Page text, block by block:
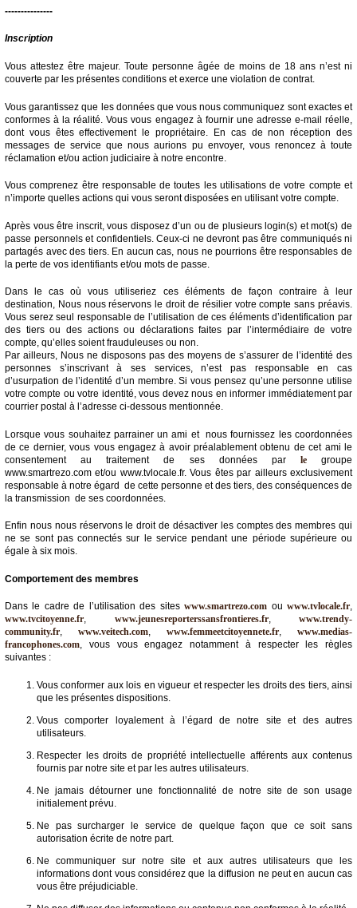
---------------
Inscription
Vous attestez être majeur. Toute personne âgée de moins de 18 ans n’est ni
couverte par les présentes conditions et exerce une violation de contrat.
Vous garantissez que les données que vous nous communiquez sont exactes et
conformes à la réalité. Vous vous engagez à fournir une adresse e-mail réelle,
dont vous êtes effectivement le propriétaire. En cas de non réception des
messages de service que nous aurions pu envoyer, vous renoncez à toute
réclamation et/ou action judiciaire à notre encontre.
Vous comprenez être responsable de toutes les utilisations de votre compte et
n’importe quelles actions qui vous seront disposées en utilisant votre compte.
Après vous être inscrit, vous disposez d’un ou de plusieurs login(s) et mot(s) de
passe personnels et confidentiels. Ceux-ci ne devront pas être communiqués ni
partagés avec des tiers. En aucun cas, nous ne pourrions être responsables de
la perte de vos identifiants et/ou mots de passe.
Dans le cas où vous utiliseriez ces éléments de façon contraire à leur
destination, Nous nous réservons le droit de résilier votre compte sans préavis.
Vous serez seul responsable de l’utilisation de ces éléments d’identification par
des tiers ou des actions ou déclarations faites par l’intermédiaire de votre
compte, qu’elles soient frauduleuses ou non.
Par ailleurs, Nous ne disposons pas des moyens de s’assurer de l’identité des
personnes s’inscrivant à ses services, n’est pas responsable en cas
d’usurpation de l’identité d’un membre. Si vous pensez qu’une personne utilise
votre compte ou votre identité, vous devez nous en informer immédiatement par
courrier postal à l’adresse ci-dessous mentionnée.
Lorsque vous souhaitez parrainer un ami et nous fournissez les coordonnées
de ce dernier, vous vous engagez à avoir préalablement obtenu de cet ami le
consentement au traitement de ses données par legroupe
www.smartrezo.com et/ou www.tvlocale.fr. Vous êtes par ailleurs exclusivement
responsable à notre égard de cette personne et des tiers, des conséquences de
la transmission de ses coordonnées.
Enfin nous nous réservons le droit de désactiver les comptes des membres qui
ne se sont pas connectés sur le service pendant une période supérieure ou
égale à six mois.
Comportement des membres
Dans le cadre de l’utilisation des siteswww.smartrezo.com ouwww.tvlocale.fr,
www.tvcitoyenne.fr, www.jeunesreporterssansfrontieres.fr, www.trendy-
community.fr, www.veitech.com, www.femmeetcitoyennete.fr, www.medias-
francophones.com, vous vous engagez notamment à respecter les règles
suivantes :
Vous conformer aux lois en vigueur et respecter les droits des tiers, ainsi
que les présentes dispositions.
Vous comporter loyalement à l’égard de notre site et des autres
utilisateurs.
Respecter les droits de propriété intellectuelle afférents aux contenus
fournis par notre site et par les autres utilisateurs.
Ne jamais détourner une fonctionnalité de notre site de son usage
initialement prévu.
Ne pas surcharger le service de quelque façon que ce soit sans
autorisation écrite de notre part.
Ne communiquer sur notre site et aux autres utilisateurs que les
informations dont vous considérez que la diffusion ne peut en aucun cas
vous être préjudiciable.